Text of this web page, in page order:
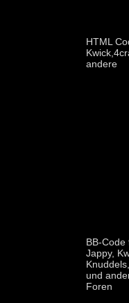
HTML
andere
BB-Code
Jappy,
und
Foren